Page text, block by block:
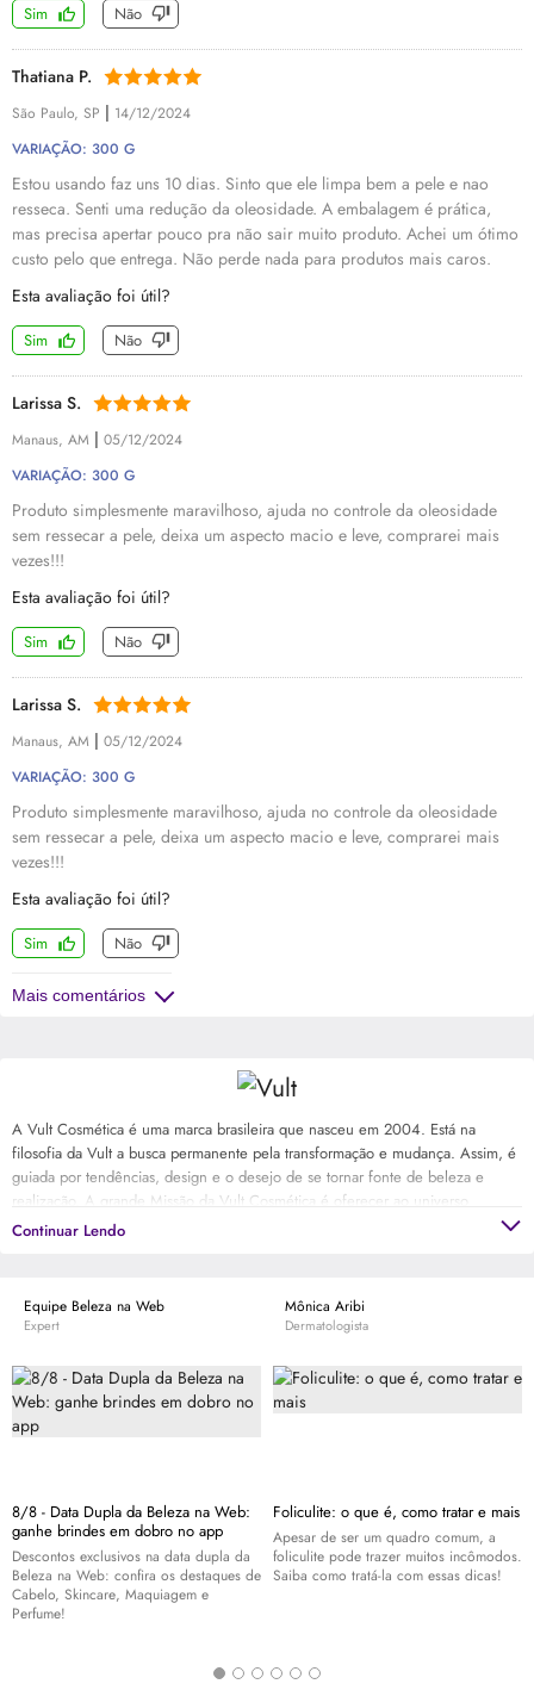
Sim Não
Thatiana P.
São Paulo, SP | 14/12/2024
VARIAÇÃO: 300 G
Estou usando faz uns 10 dias. Sinto que ele limpa bem a pele e nao
resseca. Senti uma redução da oleosidade. A embalagem é prática,
mas precisa apertar pouco pra não sair muito produto. Achei um ótimo
custo pelo que entrega. Não perde nada para produtos mais caros.
Esta avaliação foi útil?
Sim Não
Larissa S.
Manaus, AM | 05/12/2024
VARIAÇÃO: 300 G
Produto simplesmente maravilhoso, ajuda no controle da oleosidade
sem ressecar a pele, deixa um aspecto macio e leve, comprarei mais
vezes!!!
Esta avaliação foi útil?
Sim Não
Larissa S.
Manaus, AM | 05/12/2024
VARIAÇÃO: 300 G
Produto simplesmente maravilhoso, ajuda no controle da oleosidade
sem ressecar a pele, deixa um aspecto macio e leve, comprarei mais
vezes!!!
Esta avaliação foi útil?
Sim Não
Mais comentários
A Vult Cosmética é uma marca brasileira que nasceu em 2004. Está na
filosofia da Vult a busca permanente pela transformação e mudança. Assim, é
guiada por tendências, design e o desejo de se tornar fonte de beleza e
realização. A grande Missão da Vult Cosmética é oferecer ao universo
feminino a possibilidade de ter produtos de beleza sofisticados, inovadores e
Continuar Lendo
Equipe Beleza na Web
Expert
8/8 - Data Dupla da Beleza na Web:
ganhe brindes em dobro no app
Descontos exclusivos na data dupla da
Beleza na Web: confira os destaques de
Cabelo, Skincare, Maquiagem e
Perfume!
Mônica Aribi
Dermatologista
Foliculite: o que é, como tratar e mais
Apesar de ser um quadro comum, a
foliculite pode trazer muitos incômodos.
Saiba como tratá-la com essas dicas!